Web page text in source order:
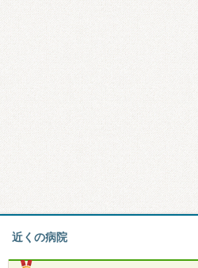
近くの病院